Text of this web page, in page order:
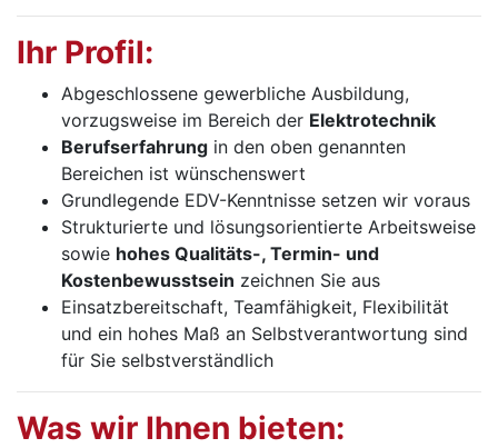
Ihr Profil:
Abgeschlossene gewerbliche Ausbildung,
vorzugsweise im Bereich der Elektrotechnik
Berufserfahrung in den oben genannten
Bereichen ist wünschenswert
Grundlegende EDV-Kenntnisse setzen wir voraus
Strukturierte und lösungsorientierte Arbeitsweise
sowie hohes Qualitäts-, Termin- und
Kostenbewusstsein zeichnen Sie aus
Einsatzbereitschaft, Teamfähigkeit, Flexibilität
und ein hohes Maß an Selbstverantwortung sind
für Sie selbstverständlich
Was wir Ihnen bieten: